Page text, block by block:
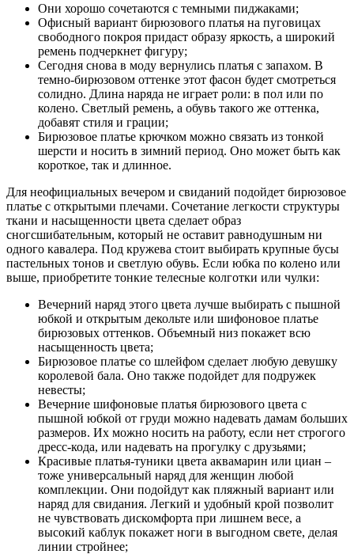
Они хорошо сочетаются с темными пиджаками;
Офисный вариант бирюзового платья на пуговицах
свободного покроя придаст образу яркость, а широкий
ремень подчеркнет фигуру;
Сегодня снова в моду вернулись платья с запахом. В
темно-бирюзовом оттенке этот фасон будет смотреться
солидно. Длина наряда не играет роли: в пол или по
колено. Светлый ремень, а обувь такого же оттенка,
добавят стиля и грации;
Бирюзовое платье крючком можно связать из тонкой
шерсти и носить в зимний период. Оно может быть как
короткое, так и длинное.
Для неофициальных вечером и свиданий подойдет бирюзовое
платье с открытыми плечами. Сочетание легкости структуры
ткани и насыщенности цвета сделает образ
сногсшибательным, который не оставит равнодушным ни
одного кавалера. Под кружева стоит выбирать крупные бусы
пастельных тонов и светлую обувь. Если юбка по колено или
выше, приобретите тонкие телесные колготки или чулки:
Вечерний наряд этого цвета лучше выбирать с пышной
юбкой и открытым декольте или шифоновое платье
бирюзовых оттенков. Объемный низ покажет всю
насыщенность цвета;
Бирюзовое платье со шлейфом сделает любую девушку
королевой бала. Оно также подойдет для подружек
невесты;
Вечерние шифоновые платья бирюзового цвета с
пышной юбкой от груди можно надевать дамам больших
размеров. Их можно носить на работу, если нет строгого
дресс-кода, или надевать на прогулку с друзьями;
Красивые платья-туники цвета аквамарин или циан –
тоже универсальный наряд для женщин любой
комплекции. Они подойдут как пляжный вариант или
наряд для свидания. Легкий и удобный крой позволит
не чувствовать дискомфорта при лишнем весе, а
высокий каблук покажет ноги в выгодном свете, делая
линии стройнее;